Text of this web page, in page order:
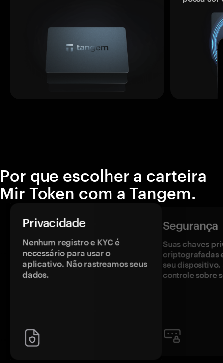
Por que escolher a carteira
Mir Token com a Tangem.
Privacidade
Nenhum registro e KYC é
necessário para usar o
aplicativo. Não rastreamos seus
dados.
Segurança
Suas chaves
criptografadas
seu dispositivo.
controle sobre